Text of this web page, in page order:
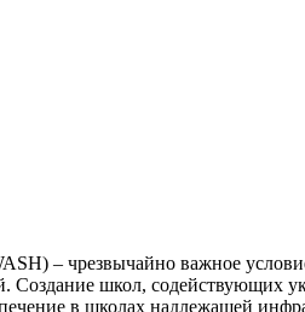
– чрезвычайно важное
Создание школ, содействующих
в школах надлежащей